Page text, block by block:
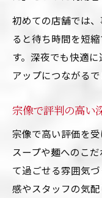
初めての店舗では
ると待ち時間を短
す。深夜でも快適
アップにつながるで
宗像で評判の高い
宗像で高い評価を受
スープや麺へのこ
て過ごせる雰囲気
感やスタッフの気